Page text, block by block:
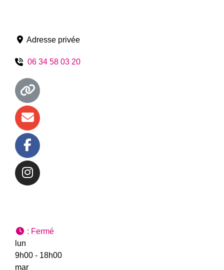
Adresse privée
06 34 58 03 20
: Fermé
lun
9h00 - 18h00
mar